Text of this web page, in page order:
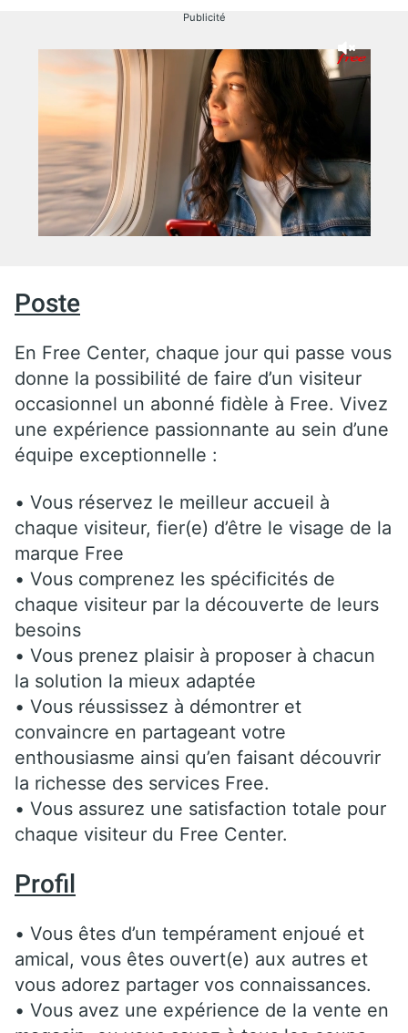
Publicité
Poste
En Free Center, chaque jour qui passe vous
donne la possibilité de faire d’un visiteur
occasionnel un abonné fidèle à Free. Vivez
une expérience passionnante au sein d’une
équipe exceptionnelle :
• Vous réservez le meilleur accueil à
chaque visiteur, fier(e) d’être le visage de la
marque Free
• Vous comprenez les spécificités de
chaque visiteur par la découverte de leurs
besoins
• Vous prenez plaisir à proposer à chacun
la solution la mieux adaptée
• Vous réussissez à démontrer et
convaincre en partageant votre
enthousiasme ainsi qu’en faisant découvrir
la richesse des services Free.
• Vous assurez une satisfaction totale pour
chaque visiteur du Free Center.
Profil
• Vous êtes d’un tempérament enjoué et
amical, vous êtes ouvert(e) aux autres et
vous adorez partager vos connaissances.
• Vous avez une expérience de la vente en